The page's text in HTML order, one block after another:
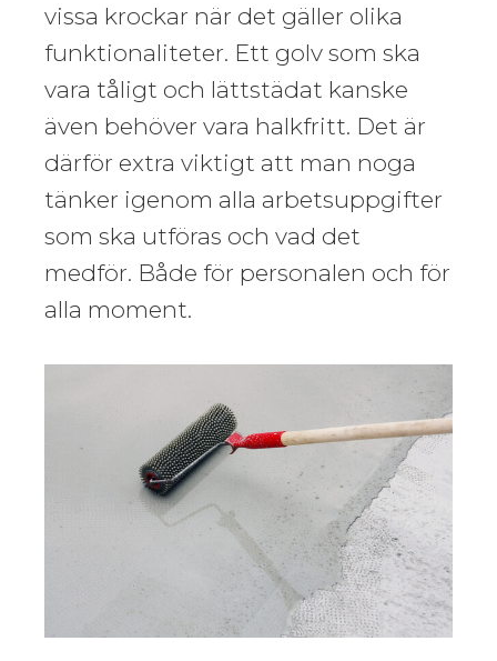
vissa krockar när det gäller olika
funktionaliteter. Ett golv som ska
vara tåligt och lättstädat kanske
även behöver vara halkfritt. Det är
därför extra viktigt att man noga
tänker igenom alla arbetsuppgifter
som ska utföras och vad det
medför. Både för personalen och för
alla moment.